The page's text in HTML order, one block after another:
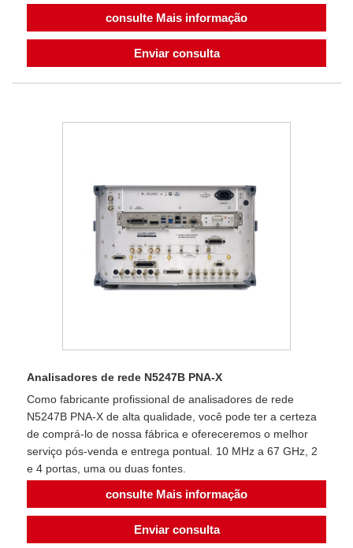
consulte Mais informação
Enviar consulta
Analisadores de rede N5247B PNA-X
Como fabricante profissional de analisadores de rede
N5247B PNA-X de alta qualidade, você pode ter a certeza
de comprá-lo de nossa fábrica e ofereceremos o melhor
serviço pós-venda e entrega pontual. 10 MHz a 67 GHz, 2
e 4 portas, uma ou duas fontes.
consulte Mais informação
Enviar consulta